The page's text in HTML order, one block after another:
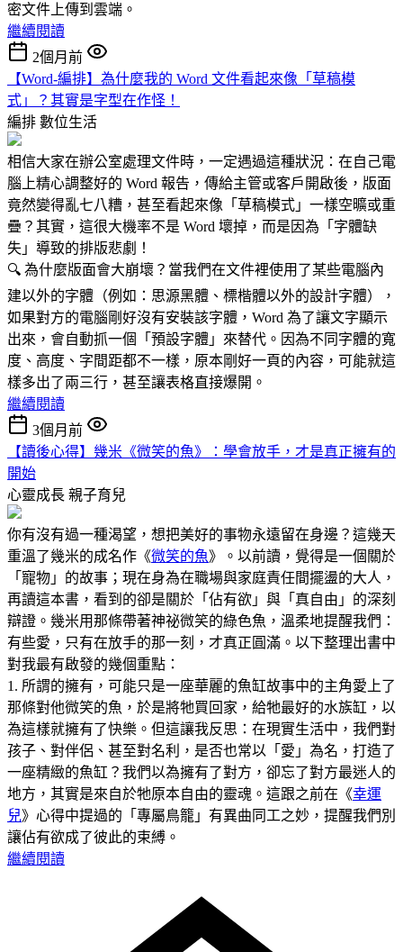
密文件上傳到雲端。
繼續閱讀
2個月前
【Word-編排】為什麼我的 Word 文件看起來像「草稿模
式」？其實是字型在作怪！
編排 數位生活
相信大家在辦公室處理文件時，一定遇過這種狀況：在自己電
腦上精心調整好的 Word 報告，傳給主管或客戶開啟後，版面
竟然變得亂七八糟，甚至看起來像「草稿模式」一樣空曠或重
疊？其實，這很大機率不是 Word 壞掉，而是因為「字體缺
失」導致的排版悲劇！
🔍 為什麼版面會大崩壞？當我們在文件裡使用了某些電腦內
建以外的字體（例如：思源黑體、標楷體以外的設計字體），
如果對方的電腦剛好沒有安裝該字體，Word 為了讓文字顯示
出來，會自動抓一個「預設字體」來替代。因為不同字體的寬
度、高度、字間距都不一樣，原本剛好一頁的內容，可能就這
樣多出了兩三行，甚至讓表格直接爆開。
繼續閱讀
3個月前
【讀後心得】幾米《微笑的魚》：學會放手，才是真正擁有的
開始
心靈成長 親子育兒
你有沒有過一種渴望，想把美好的事物永遠留在身邊？這幾天
重溫了幾米的成名作《微笑的魚》。以前讀，覺得是一個關於
「寵物」的故事；現在身為在職場與家庭責任間擺盪的大人，
再讀這本書，看到的卻是關於「佔有欲」與「真自由」的深刻
辯證。幾米用那條帶著神祕微笑的綠色魚，溫柔地提醒我們：
有些愛，只有在放手的那一刻，才真正圓滿。以下整理出書中
對我最有啟發的幾個重點：
1. 所謂的擁有，可能只是一座華麗的魚缸故事中的主角愛上了
那條對他微笑的魚，於是將牠買回家，給牠最好的水族缸，以
為這樣就擁有了快樂。但這讓我反思：在現實生活中，我們對
孩子、對伴侶、甚至對名利，是否也常以「愛」為名，打造了
一座精緻的魚缸？我們以為擁有了對方，卻忘了對方最迷人的
地方，其實是來自於牠原本自由的靈魂。這跟之前在《幸運
兒》心得中提過的「專屬鳥籠」有異曲同工之妙，提醒我們別
讓佔有欲成了彼此的束縛。
繼續閱讀